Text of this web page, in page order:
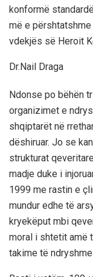
konformë
më e
vdekjës së Heroit
Dr.Nail Draga
Ndonse po bëhën
organizimet e
shqiptarët në
dëshiruar. Jo se
strukturat qeveritare
madje duke i
1999 me rastin e
mundur edhe të
kryekëput mbi
moral i shtetit amë
takime të